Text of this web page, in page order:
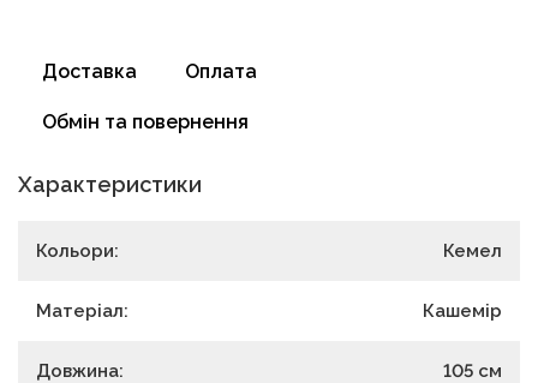
Доставка Оплата
Обмін та повернення
Характеристики
Кольори: Кемел
Матеріал: Кашемір
Довжина: 105 см